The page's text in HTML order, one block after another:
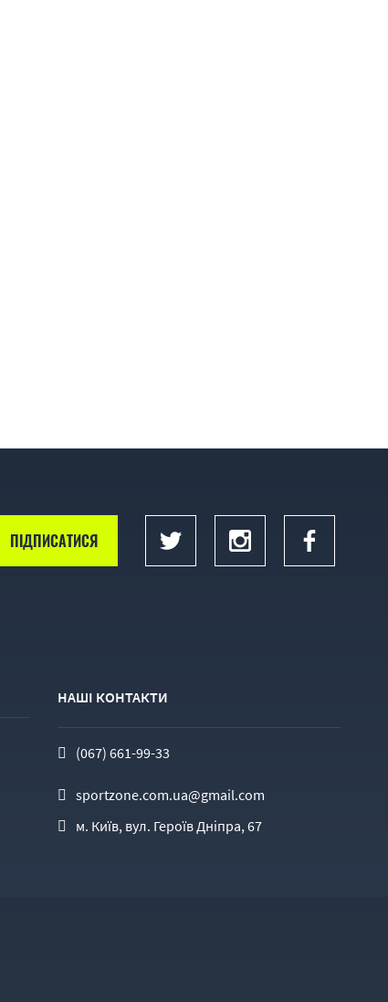
НАШІ КОНТАКТИ
(067) 661-99-33
sportzone.com.ua@gmail.com
м. Київ, вул. Героїв Дніпра, 67